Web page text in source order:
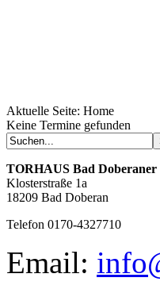
keine sind.
Ein
regionalen
Aktuelle Seite: Home
Keine Termine gefunden
TORHAUS Bad Doberaner
Klosterstraße 1a
18209 Bad Doberan
Telefon 0170-4327710
Email: